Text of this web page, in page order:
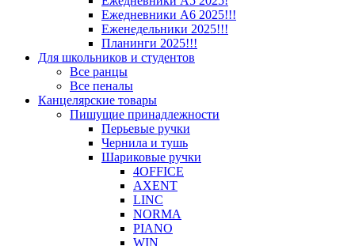
Ежедневники А6 2025!!!
Еженедельники 2025!!!
Планинги 2025!!!
Для школьников и студентов
Все ранцы
Все пеналы
Канцелярские товары
Пишущие принадлежности
Перьевые ручки
Чернила и тушь
Шариковые ручки
4OFFICE
AXENT
LINC
NORMA
PIANO
WIN